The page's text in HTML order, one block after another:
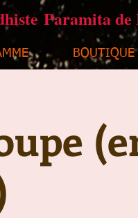
Paramita
BOUTIQUE